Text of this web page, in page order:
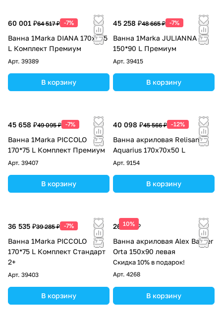
60 001 ₽64 517 ₽ -7%
Ванна 1Marka DIANA 170x105
L Комплект Премиум
Арт. 39389
В корзину
45 258 ₽48 665 ₽ -7%
Ванна 1Marka JULIANNA
150*90 L Премиум
Арт. 39415
В корзину
45 658 ₽49 095 ₽ -7%
Ванна 1Marka PICCOLO
170*75 L Комплект Премиум
Арт. 39407
В корзину
40 098 ₽45 566 ₽ -12%
Ванна акриловая Relisan
Aquarius 170х70х50 L
Арт. 9154
В корзину
36 535 ₽39 285 ₽ -7%
Ванна 1Marka PICCOLO
170*75 L Комплект Стандарт
2+
Арт. 39403
В корзину
10%
26 213 ₽
Ванна акриловая Alex Baitler
Orta 150x90 левая
Скидка 10% в подарок!
Арт. 4268
В корзину